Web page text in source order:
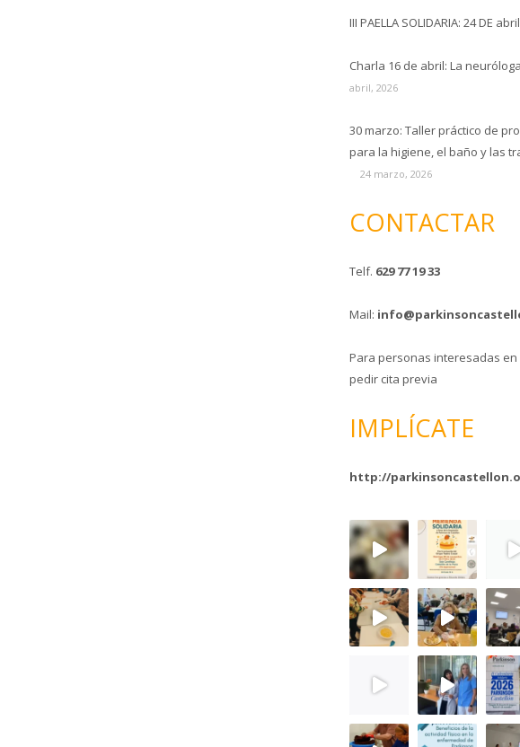
III PAELLA SOLIDARIA: 24 DE abril
Charla 16 de abril: La
abril, 2026
30 marzo: Taller práctico de
para la higiene, el baño y las
24 marzo, 2026
CONTACTAR
Telf. 629 77 19 33
Mail:
Para personas interesadas
pedir cita previa
IMPLÍCATE
http://